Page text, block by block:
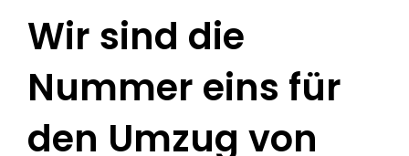
Wir sind die
Nummer eins für
den Umzug von